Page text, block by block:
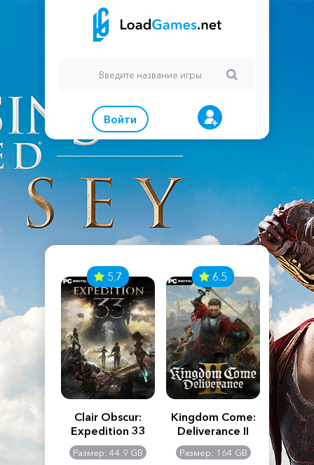
Войти
Creed
5.7
Clair Obscur:
Expedition 33
Размер: 44.9 GB
6.5
Kingdom Come:
Deliverance II
Размер: 164 GB
The